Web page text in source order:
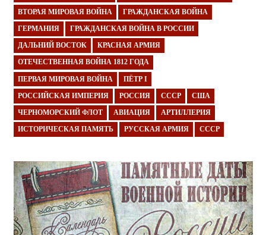
ВТОРАЯ МИРОВАЯ ВОЙНА ГРАЖДАНСКАЯ ВОЙНА
ГЕРМАНИЯ ГРАЖДАНСКАЯ ВОЙНА В РОССИИ
ДАЛЬНИЙ ВОСТОК КРАСНАЯ АРМИЯ
ОТЕЧЕСТВЕННАЯ ВОЙНА 1812 ГОДА
ПЕРВАЯ МИРОВАЯ ВОЙНА ПЁТР I
РОССИЙСКАЯ ИМПЕРИЯ РОССИЯ СССР США
ЧЕРНОМОРСКИЙ ФЛОТ АВИАЦИЯ АРТИЛЛЕРИЯ
ИСТОРИЧЕСКАЯ ПАМЯТЬ РУССКАЯ АРМИЯ СССР